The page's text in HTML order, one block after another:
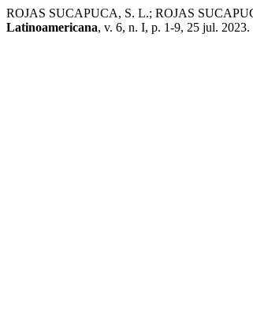
ROJAS SUCAPUCA, S. L.; ROJAS
Latinoamericana, v. 6, n. I, p. 1-9, 25 jul. 2023.